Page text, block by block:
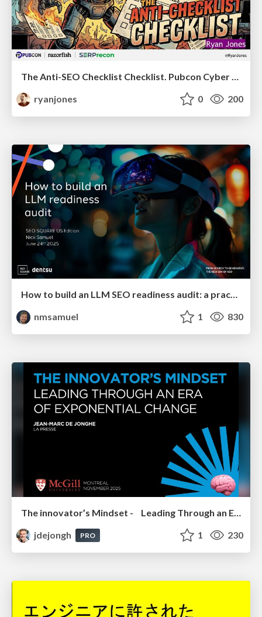
The Anti-SEO Checklist Checklist. Pubcon Cyber Week
ryanjones
0 200
How to build an LLM SEO readiness audit: a practical framework
nmsamuel
1 830
jdejongh
PRO 1 230